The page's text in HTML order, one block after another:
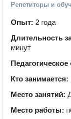
Репетиторы и
Опыт: 2 года
Длительность
минут
Кто занимается:
Место занятий:
Место работы: